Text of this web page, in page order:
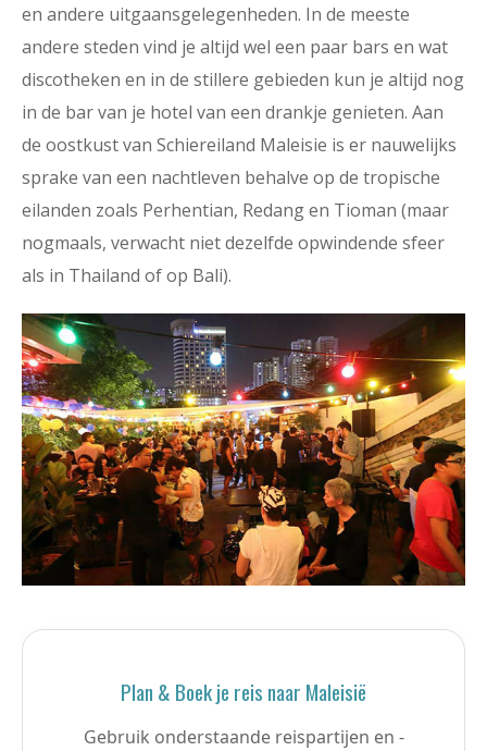
en andere uitgaansgelegenheden. In de meeste
andere steden vind je altijd wel een paar bars en wat
discotheken en in de stillere gebieden kun je altijd nog
in de bar van je hotel van een drankje genieten. Aan
de oostkust van Schiereiland Maleisie is er nauwelijks
sprake van een nachtleven behalve op de tropische
eilanden zoals Perhentian, Redang en Tioman (maar
nogmaals, verwacht niet dezelfde opwindende sfeer
als in Thailand of op Bali).
Plan & Boek je reis naar Maleisië
Gebruik onderstaande reispartijen en -